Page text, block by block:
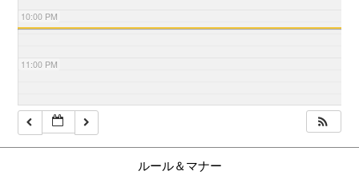
10:00 PM
11:00 PM
ルール＆マナー